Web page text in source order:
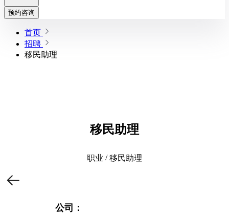
预约咨询
首页
招聘
移民助理
移民助理
职业 /移民助理
公司：